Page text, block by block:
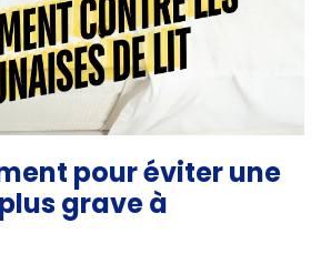
pour éviter une
grave à